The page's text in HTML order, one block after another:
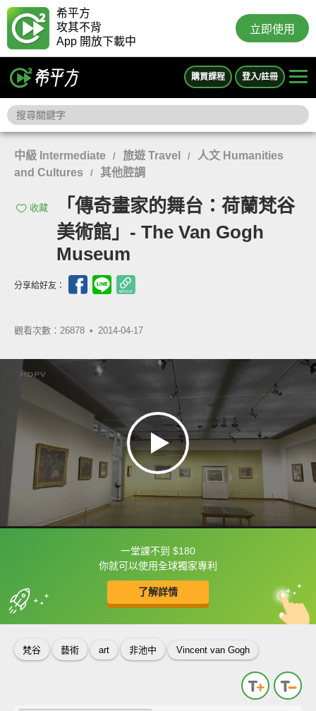
希平方
攻其不背
App 開放下載中
立即使用
購買課程 登入/註冊
中級 Intermediate / 旅遊 Travel /
人文 Humanities
and Cultures
/ 其他腔調
收藏
「傳奇畫家的舞台：荷蘭梵谷
美術館」- The Van Gogh
Museum
分享給好友：
觀看次數：26878 • 2014-04-17
一堂課不到 $180
你就可以使用全球獨家專利
了解詳情
框選或點兩下字幕可以直接查字典喔！
收錄佳句 中
英
梵谷 藝術 art 非池中 Vincent van Gogh